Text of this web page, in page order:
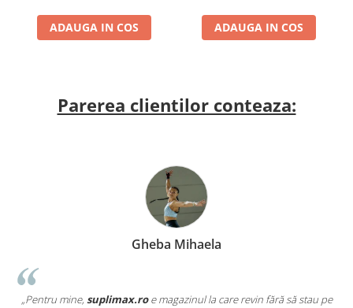
ADAUGA IN COS ADAUGA IN COS
Parerea clientilor conteaza:
Gheba Mihaela
„Pentru mine,suplimax.roe magazinul la care revin fără să stau pe